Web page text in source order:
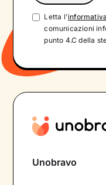
Letta l'informativa
comunicazioni
punto 4.C della
Unobravo